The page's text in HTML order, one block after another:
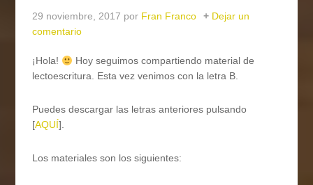
29 noviembre, 2017 por Fran Franco
Dejar un
comentario
¡Hola!
Hoy seguimos compartiendo material de
lectoescritura. Esta vez venimos con la letra B.
Puedes descargar las letras anteriores pulsando
[AQUÍ].
Los materiales son los siguientes: